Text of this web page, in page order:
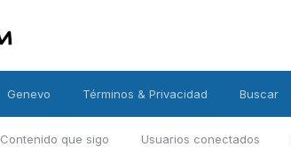
Contenido que sigo Usuarios conectados
Genevo Términos & Privacidad Buscar